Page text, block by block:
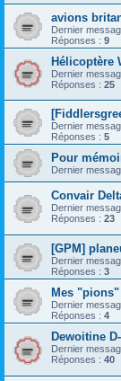
avions
Dernier
Réponses : 9
Hélicoptère
Dernier
Réponses : 25
Dernier
Réponses : 5
Pour
Dernier
Convair
Dernier
Réponses : 23
[GPM]
Dernier
Réponses : 3
Mes
Dernier
Réponses : 4
Dewoitine
Dernier
Réponses : 40